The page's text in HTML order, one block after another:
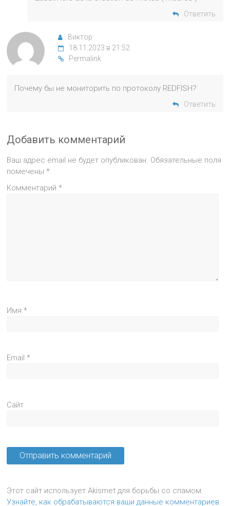
Ответить
Виктор
18.11.2023 в 21:52
Permalink
Почему бы не мониторить по протоколу REDFISH?
Ответить
Добавить комментарий
Ваш адрес email не будет опубликован. Обязательные поля
помечены*
Комментарий*
Имя*
Email*
Сайт
Этот сайт использует Akismet для борьбы со спамом.
Узнайте, как обрабатываются ваши данные комментариев.